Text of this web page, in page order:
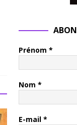
Prénom *
Nom *
E-mail *